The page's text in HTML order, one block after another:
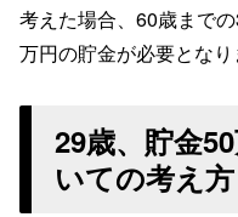
考えた場合、60歳まで
万円の貯金が必要となり
29歳、貯金
いての考え方